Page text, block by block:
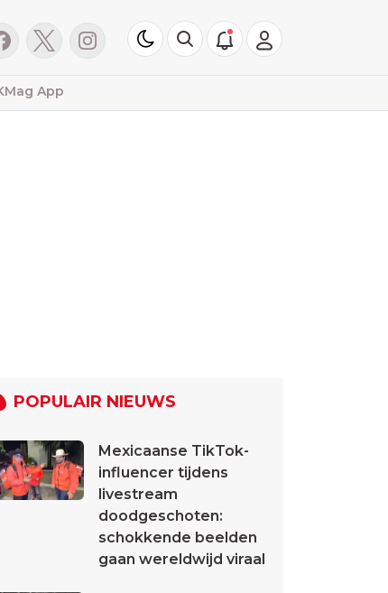
App
POPULAIR NIEUWS
Mexicaanse TikTok-
influencer tijdens
livestream
doodgeschoten:
schokkende beelden
gaan wereldwijd viraal